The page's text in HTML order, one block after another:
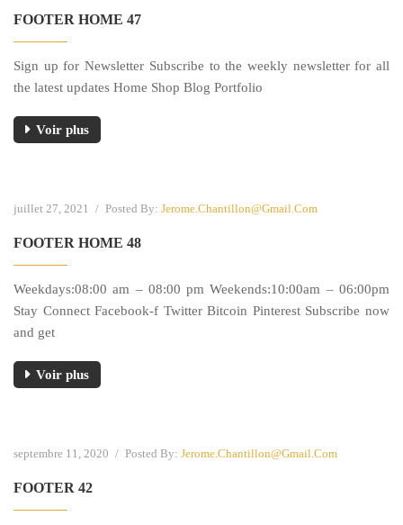
FOOTER HOME 47
Sign up for Newsletter Subscribe to the weekly newsletter for all
the latest updates Home Shop Blog Portfolio
Voir plus
juillet 27, 2021 / Posted By: Jerome.chantillon@gmail.com
FOOTER HOME 48
Weekdays:08:00 am – 08:00 pm Weekends:10:00am – 06:00pm
Stay Connect Facebook-f Twitter Bitcoin Pinterest Subscribe now
and get
Voir plus
septembre 11, 2020 / Posted By: Jerome.chantillon@gmail.com
FOOTER 42